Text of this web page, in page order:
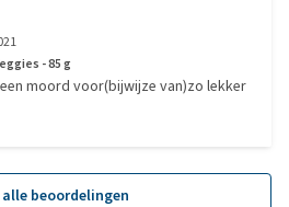
- 85 g
moord voor(bijwijze van)zo lekker
beoordelingen